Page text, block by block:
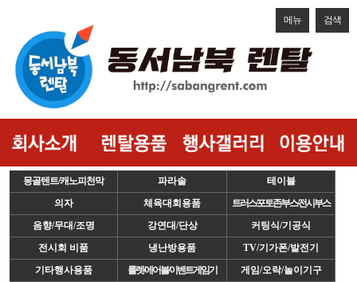
메뉴 검색
몽골텐트/캐노피천막 파라솔
테이블
의자
체육대회용품
트러스/포토존/부스/전시부스
음향/무대/조명
강연대/단상
커팅식/기공식
전시회 비품
냉난방용품
TV/기가폰/발전기
기타행사용품
룰렛/에어볼/이벤트게임기
게임/오락/놀이기구